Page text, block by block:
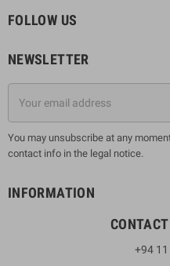
FOLLOW US
NEWSLETTER
You may unsubscribe at any
contact info in the legal notice.
INFORMATION
+94